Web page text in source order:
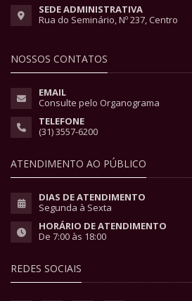
SEDE ADMINISTRATIVA
Rua do Seminário, Nº 237, Centro
NOSSOS CONTATOS
EMAIL
Consulte pelo Organograma
TELEFONE
(31) 3557-6200
ATENDIMENTO AO PÚBLICO
DIAS DE ATENDIMENTO
Segunda à Sexta
HORÁRIO DE ATENDIMENTO
De 7:00 às 18:00
REDES SOCIAIS